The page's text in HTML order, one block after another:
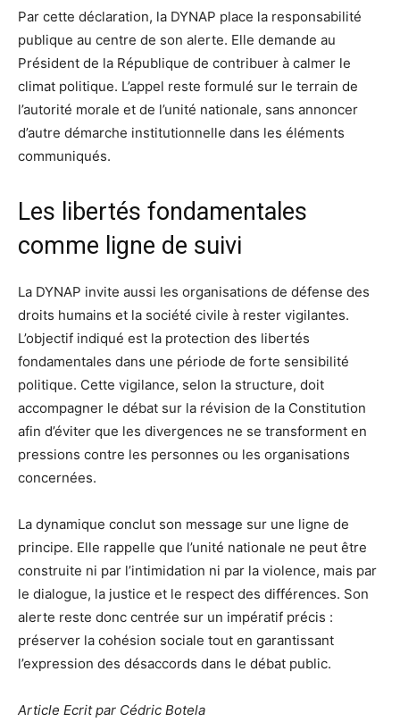
Par cette déclaration, la DYNAP place la responsabilité
publique au centre de son alerte. Elle demande au
Président de la République de contribuer à calmer le
climat politique. L’appel reste formulé sur le terrain de
l’autorité morale et de l’unité nationale, sans annoncer
d’autre démarche institutionnelle dans les éléments
communiqués.
Les libertés fondamentales
comme ligne de suivi
La DYNAP invite aussi les organisations de défense des
droits humains et la société civile à rester vigilantes.
L’objectif indiqué est la protection des libertés
fondamentales dans une période de forte sensibilité
politique. Cette vigilance, selon la structure, doit
accompagner le débat sur la révision de la Constitution
afin d’éviter que les divergences ne se transforment en
pressions contre les personnes ou les organisations
concernées.
La dynamique conclut son message sur une ligne de
principe. Elle rappelle que l’unité nationale ne peut être
construite ni par l’intimidation ni par la violence, mais par
le dialogue, la justice et le respect des différences. Son
alerte reste donc centrée sur un impératif précis :
préserver la cohésion sociale tout en garantissant
l’expression des désaccords dans le débat public.
Article Ecrit par Cédric Botela